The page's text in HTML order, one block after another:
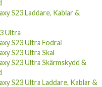
S23 Laddare, Kablar &
Ultra
S23 Ultra Fodral
S23 Ultra Skal
S23 Ultra Skärmskydd &
S23 Ultra Laddare, Kablar &